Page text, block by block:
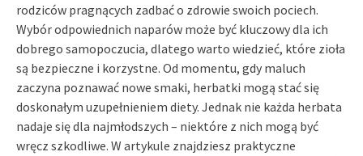
rodziców pragnących zadbać o zdrowie swoich pociech.
Wybór odpowiednich naparów może być kluczowy dla ich
dobrego samopoczucia, dlatego warto wiedzieć, które zioła
są bezpieczne i korzystne. Od momentu, gdy maluch
zaczyna poznawać nowe smaki, herbatki mogą stać się
doskonałym uzupełnieniem diety. Jednak nie każda herbata
nadaje się dla najmłodszych – niektóre z nich mogą być
wręcz szkodliwe. W artykule znajdziesz praktyczne